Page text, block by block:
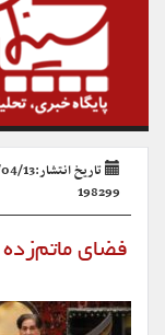
تاریخ انتشار:1403/04/13 - 19:12
198299
فضای